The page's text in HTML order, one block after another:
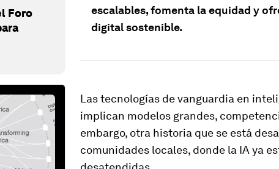
Foro
escalables, fomenta la equidad y
digital sostenible.
Las tecnologías de vanguardia en
implican modelos grandes,
embargo, otra historia que se está
comunidades locales, donde la IA ya